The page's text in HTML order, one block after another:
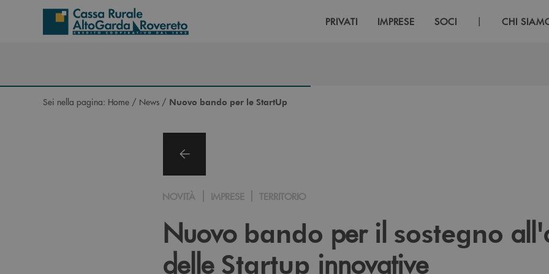
Salta al contenuto principale
PRIVATI IMPRESE SOCI | CHI
Sei nella pagina: Home / News / Nuovo bando per le StartUp
NOVITÀ IMPRESE TERRITORIO
Nuovo bando per il sostegno
delle Startup innovative